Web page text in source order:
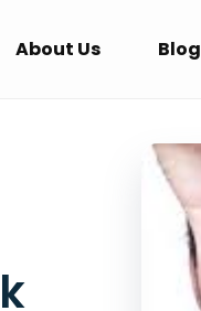
About Us Blog